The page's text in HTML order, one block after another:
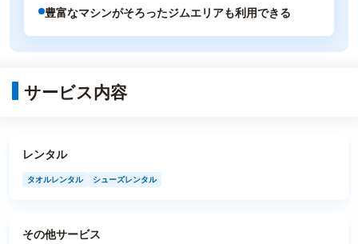
豊富なマシンがそろったジムエリアも利用できる
サービス内容
レンタル
タオルレンタル シューズレンタル
その他サービス